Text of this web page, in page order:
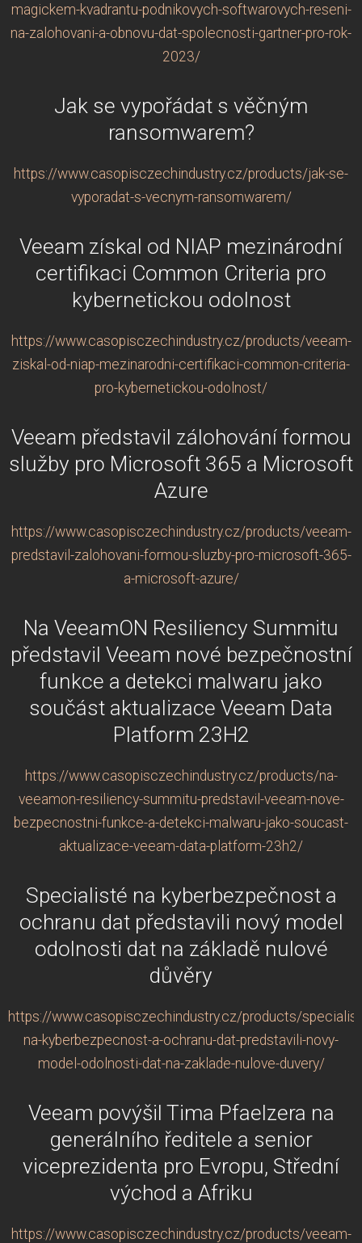
magickem-kvadrantu-podnikovych-softwarovych-reseni-
na-zalohovani-a-obnovu-dat-spolecnosti-gartner-pro-rok-
2023/
Jak se vypořádat s věčným
ransomwarem?
https://www.casopisczechindustry.cz/products/jak-se-
vyporadat-s-vecnym-ransomwarem/
Veeam získal od NIAP mezinárodní
certifikaci Common Criteria pro
kybernetickou odolnost
https://www.casopisczechindustry.cz/products/veeam-
ziskal-od-niap-mezinarodni-certifikaci-common-criteria-
pro-kybernetickou-odolnost/
Veeam představil zálohování formou
služby pro Microsoft 365 a Microsoft
Azure
https://www.casopisczechindustry.cz/products/veeam-
predstavil-zalohovani-formou-sluzby-pro-microsoft-365-
a-microsoft-azure/
Na VeeamON Resiliency Summitu
představil Veeam nové bezpečnostní
funkce a detekci malwaru jako
součást aktualizace Veeam Data
Platform 23H2
https://www.casopisczechindustry.cz/products/na-
veeamon-resiliency-summitu-predstavil-veeam-nove-
bezpecnostni-funkce-a-detekci-malwaru-jako-soucast-
aktualizace-veeam-data-platform-23h2/
Specialisté na kyberbezpečnost a
ochranu dat představili nový model
odolnosti dat na základě nulové
důvěry
https://www.casopisczechindustry.cz/products/
na-kyberbezpecnost-a-ochranu-dat-predstavili-novy-
model-odolnosti-dat-na-zaklade-nulove-duvery/
Veeam povýšil Tima Pfaelzera na
generálního ředitele a senior
viceprezidenta pro Evropu, Střední
východ a Afriku
https://www.casopisczechindustry.cz/products/veeam-